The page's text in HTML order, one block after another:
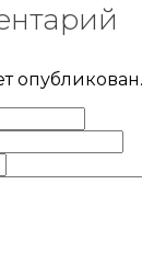
опубликован.